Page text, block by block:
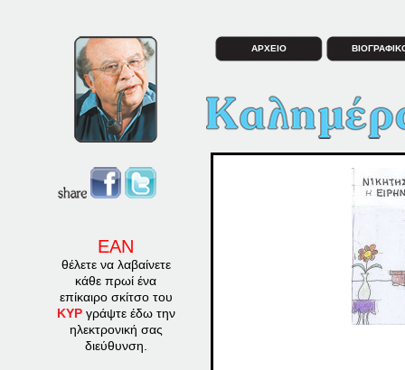
ΕΑΝ
θέλετε να λαβαίνετε
κάθε πρωί ένα
επίκαιρο σκίτσο του
ΚΥΡγράψτε έδω την
ηλεκτρονική σας
διεύθυνση.
ΑΡΧΕΙΟ